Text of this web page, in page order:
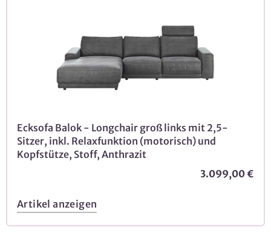
Ecksofa Balok - Longchair groß links mit 2,5-
Sitzer, inkl. Relaxfunktion (motorisch) und
Kopfstütze, Stoff, Anthrazit
3.099,00 €
Artikel anzeigen